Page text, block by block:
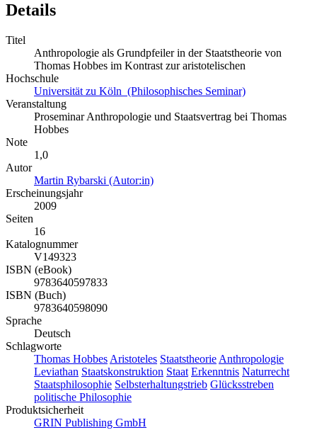
Details
Titel
Anthropologie als Grundpfeiler in der Staatstheorie von
Thomas Hobbes im Kontrast zur aristotelischen
Hochschule
Universität zu Köln (Philosophisches Seminar)
Veranstaltung
Proseminar Anthropologie und Staatsvertrag bei Thomas
Hobbes
Note
1,0
Autor
Martin Rybarski (Autor:in)
Erscheinungsjahr
2009
Seiten
16
Katalognummer
V149323
ISBN (eBook)
9783640597833
ISBN (Buch)
9783640598090
Sprache
Deutsch
Schlagworte
Thomas Hobbes Aristoteles Staatstheorie Anthropologie
Leviathan Staatskonstruktion Staat Erkenntnis Naturrecht
Staatsphilosophie Selbsterhaltungstrieb Glücksstreben
politische Philosophie
Produktsicherheit
GRIN Publishing GmbH